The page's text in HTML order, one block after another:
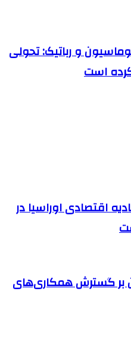
و رباتیک: تحولی
است
اقتصادی اوراسیا در
بر گسترش همکاری‌های